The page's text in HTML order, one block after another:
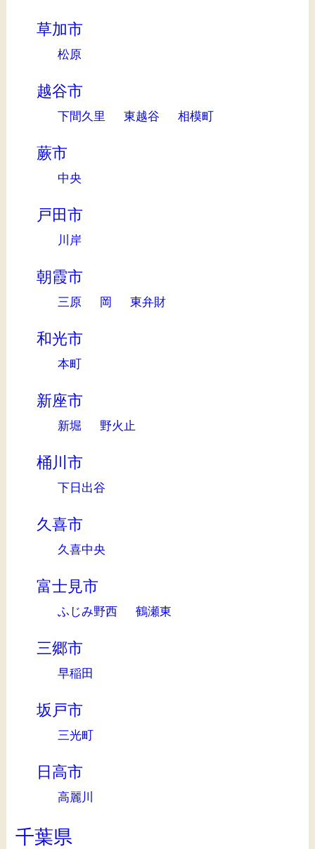
草加市
松原
越谷市
下間久里 東越谷 相模町
蕨市
中央
戸田市
川岸
朝霞市
三原 岡 東弁財
和光市
本町
新座市
新堀 野火止
桶川市
下日出谷
久喜市
久喜中央
富士見市
ふじみ野西 鶴瀬東
三郷市
早稲田
坂戸市
三光町
日高市
高麗川
千葉県